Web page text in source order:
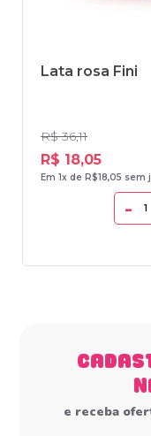
Lata rosa Fini
R$ 36,11
R$ 18,05
Em 1x de R$18,05 sem
-
e receba